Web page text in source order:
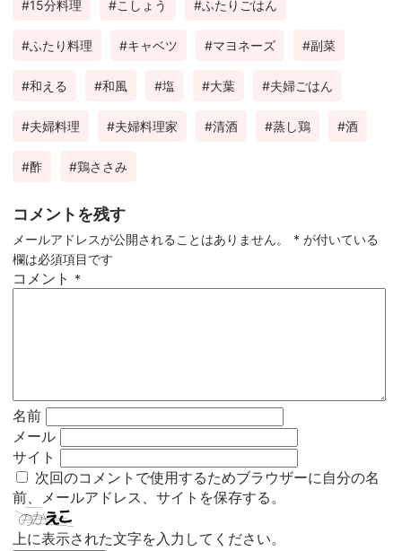
ok
est
15分料理 こしょう ふたりごはん
ふたり料理 キャベツ マヨネーズ 副菜
和える 和風 塩 大葉 夫婦ごはん
夫婦料理 夫婦料理家 清酒 蒸し鶏 酒
酢 鶏ささみ
コメントを残す
メールアドレスが公開されることはありません。 * が付いている
欄は必須項目です
コメント *
名前
メール
サイト
次回のコメントで使用するためブラウザーに自分の名
前、メールアドレス、サイトを保存する。
上に表示された文字を入力してください。